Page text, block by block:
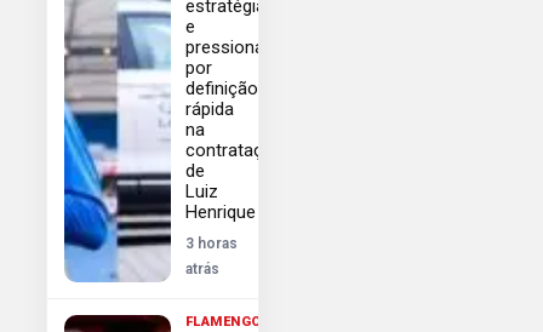
estratégia
e
pressiona
por
definição
rápida
na
contratação
de
Luiz
Henrique
3 horas
atrás
FLAMENGO